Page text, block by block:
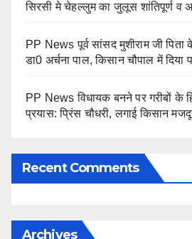
सिरसी मे चेहल्लुम का जुलूस शांतिपूर्ण व
PP News पूर्व सांसद मुशीराम जी पिता
डा0 अर्चना पाल, किसान चौपाल में दिया
PP News विधायक बनने पर गरीबों के
प्रयास: प्रिंस चौधरी, लगाई किसान
Recent Comments
Archives